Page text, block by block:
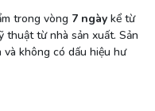
trong vòng 7 ngày kể từ
thuật từ nhà sản xuất. Sản
và không có dấu hiệu hư